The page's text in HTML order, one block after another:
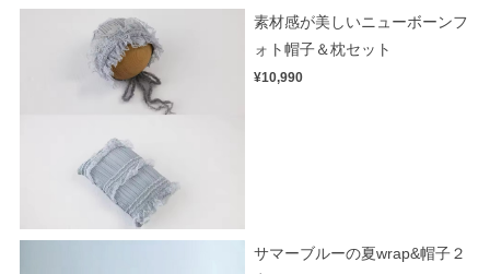
素材感が美しいニューボーンフ
ォト帽子＆枕セット
¥10,990
サマーブルーの夏wrap&帽子２